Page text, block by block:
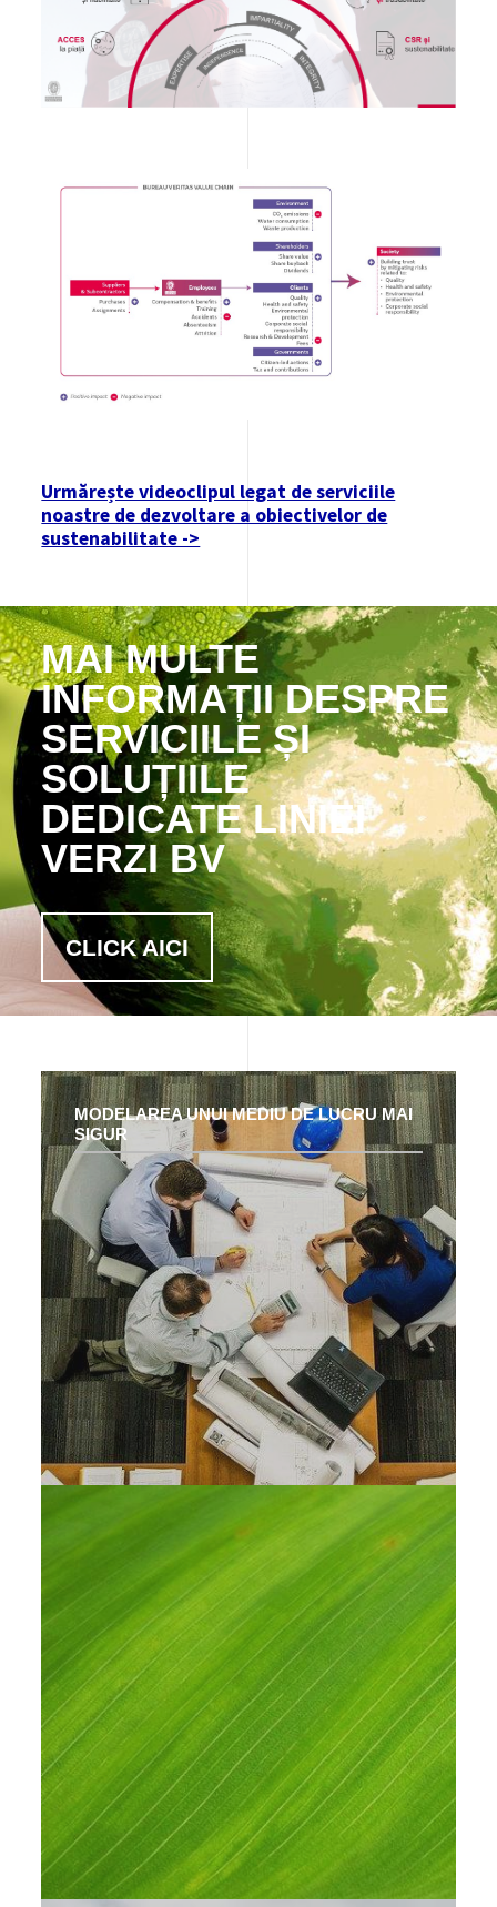
Urmărește videoclipul legat de serviciile
noastre de dezvoltare a obiectivelor de
sustenabilitate ->
MAI MULTE
INFORMAȚII DESPRE
SERVICIILE ȘI
SOLUȚIILE
DEDICATE LINIEI
VERZI BV
CLICK AICI
MODELAREA UNUI MEDIU DE LUCRU MAI
SIGUR